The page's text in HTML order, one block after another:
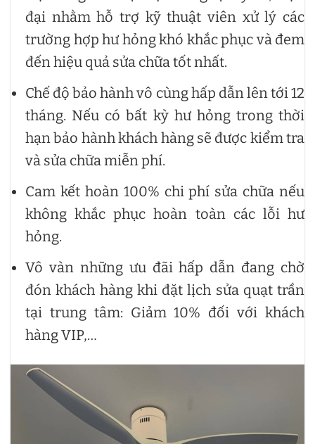
đại nhằm hỗ trợ kỹ thuật viên xử lý các
trường hợp hư hỏng khó khắc phục và đem
đến hiệu quả sửa chữa tốt nhất.
Chế độ bảo hành vô cùng hấp dẫn lên tới 12
tháng. Nếu có bất kỳ hư hỏng trong thời
hạn bảo hành khách hàng sẽ được kiểm tra
và sửa chữa miễn phí.
Cam kết hoàn 100% chi phí sửa chữa nếu
không khắc phục hoàn toàn các lỗi hư
hỏng.
Vô vàn những ưu đãi hấp dẫn đang chờ
đón khách hàng khi đặt lịch sửa quạt trần
tại trung tâm: Giảm 10% đối với khách
hàng VIP,…